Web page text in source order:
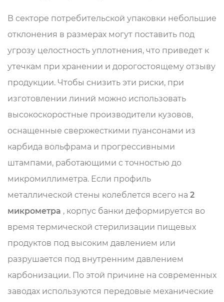
В секторе потребительской упаковки небольшие
отклонения в размерах могут поставить под
угрозу целостность уплотнения, что приведет к
утечкам при хранении и дорогостоящему отзыву
продукции. Чтобы снизить эти риски, при
изготовлении линий можно использовать
высокоскоростные производители кузовов,
оснащенные сверхжесткими пуансонами из
карбида вольфрама и прогрессивными
штампами, работающими с точностью до
микромиллиметра. Если профиль
металлической стены колеблется всего на 2
микрометра , корпус банки деформируется во
время термической стерилизации пищевых
продуктов под высоким давлением или
разрушается под внутренним давлением
карбонизации. По этой причине на современных
заводах используются передовые механические